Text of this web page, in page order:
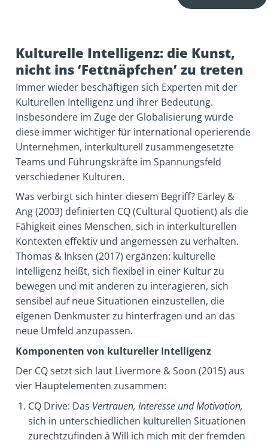
Kulturelle Intelligenz: die Kunst,
nicht ins ‘Fettnäpfchen’ zu treten
Immer wieder beschäftigen sich Experten mit der
Kulturellen Intelligenz und ihrer Bedeutung.
Insbesondere im Zuge der Globalisierung wurde
diese immer wichtiger für international operierende
Unternehmen, interkulturell zusammengesetzte
Teams und Führungskräfte im Spannungsfeld
verschiedener Kulturen.
Was verbirgt sich hinter diesem Begriff? Earley &
Ang (2003) definierten CQ (Cultural Quotient) als die
Fähigkeit eines Menschen, sich in interkulturellen
Kontexten effektiv und angemessen zu verhalten.
Thomas & Inksen (2017) ergänzen: kulturelle
Intelligenz heißt, sich flexibel in einer Kultur zu
bewegen und mit anderen zu interagieren, sich
sensibel auf neue Situationen einzustellen, die
eigenen Denkmuster zu hinterfragen und an das
neue Umfeld anzupassen.
Komponenten von kultureller Intelligenz
Der CQ setzt sich laut Livermore & Soon (2015) aus
vier Hauptelementen zusammen:
CQ Drive: Das Vertrauen, Interesse und Motivation,
sich in unterschiedlichen kulturellen Situationen
zurechtzufinden à Will ich mich mit der fremden